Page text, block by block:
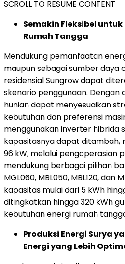
SCROLL TO RESUME CONTENT
Semakin Fleksibel
Rumah Tangga
Mendukung pemanfaatan
maupun sebagai sumber daya
residensial Sungrow dapat
skenario penggunaan. Dengan
hunian dapat menyesuaikan
kebutuhan dan preferensi
menggunakan inverter hibrida
kapasitasnya dapat ditambah,
96 kW, melalui pengoperasian
mendukung berbagai pilihan
MGL060, MBL050, MBL120, dan
kapasitas mulai dari 5 kWh
ditingkatkan hingga 320 kWh
kebutuhan energi rumah
Produksi Energi Surya
Energi yang Lebih